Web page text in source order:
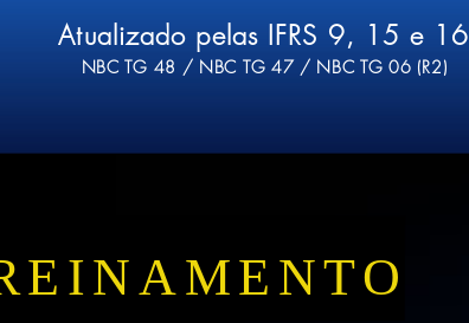
Atualizado pelas IFRS 9, 15 e 16
NBC TG 48 / NBC TG 47 / NBC TG 06 (R2)